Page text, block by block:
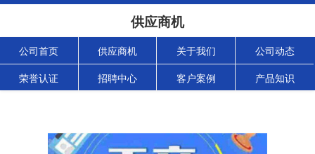
供应商机
公司首页 供应商机 关于我们 公司动态
荣誉认证 招聘中心 客户案例 产品知识